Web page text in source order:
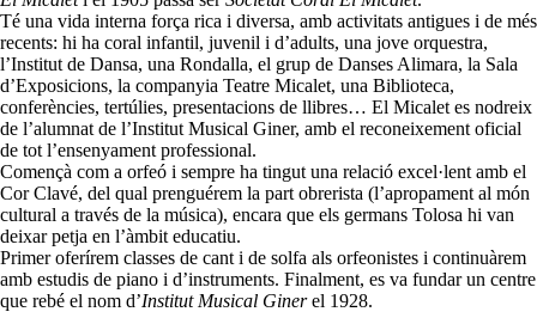
Té una vida interna força rica i diversa, amb activitats antigues i de més
recents: hi ha coral infantil, juvenil i d’adults, una jove orquestra,
l’Institut de Dansa, una Rondalla, el grup de Danses Alimara, la Sala
d’Exposicions, la companyia Teatre Micalet, una Biblioteca,
conferències, tertúlies, presentacions de llibres… El Micalet es nodreix
de l’alumnat de l’Institut Musical Giner, amb el reconeixement oficial
de tot l’ensenyament professional.
Començà com a orfeó i sempre ha tingut una relació excel·lent amb el
Cor Clavé, del qual prenguérem la part obrerista (l’apropament al món
cultural a través de la música), encara que els germans Tolosa hi van
deixar petja en l’àmbit educatiu.
Primer oferírem classes de cant i de solfa als orfeonistes i continuàrem
amb estudis de piano i d’instruments. Finalment, es va fundar un centre
que rebé el nom d’Institut Musical Ginerel 1928.